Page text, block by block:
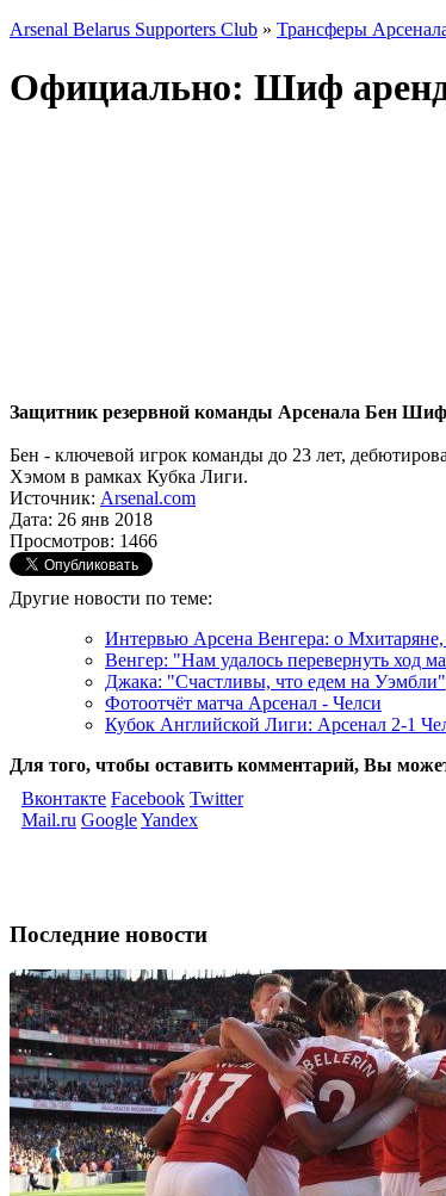
Arsenal Belarus Supporters Club » Трансферы
Официально: Шиф
Защитник резервной команды Арсенала Бен Шиф
Бен - ключевой игрок команды до 23 лет,
Хэмом в рамках Кубка Лиги.
Источник: Arsenal.com
Дата: 26 янв 2018
Просмотров: 1466
Другие новости по теме:
Интервью Арсена Венгера: о Мхитаряне,
Венгер: "Нам удалось перевернуть ход
Джака: "Счастливы, что едем на Уэмбли"
Фотоотчёт матча Арсенал - Челси
Кубок Английской Лиги: Арсенал 2-1
Для того, чтобы оставить комментарий, Вы
Вконтакте Facebook Twitter
Mail.ru GoogleYandex
Последние новости